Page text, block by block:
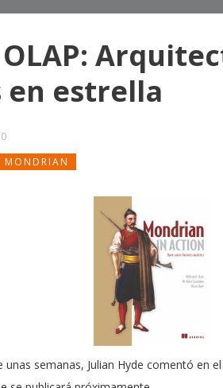
en estrella
0
MONDRIAN
semanas, Julian Hyde comentó en el